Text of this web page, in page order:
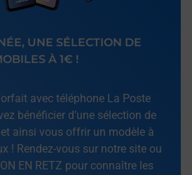
UNE SÉLECTION DE
À 1€ !
avec téléphone La Poste
bénéficier d’une sélection de
ainsi vous offrir un modèle à
! Rendez-vous sur notre site ou
EN RETZ pour connaître les